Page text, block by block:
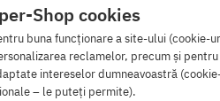
Shop cookies
buna funcționare a site-ului (cookie-
reclamelor, precum și pentru
intereselor dumneavoastră
– le puteți permite).